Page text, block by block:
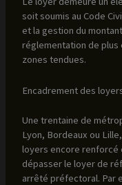
soit soumis au Code
et la gestion du
réglementation de plus
zones tendues.
Encadrement des
Une trentaine de
Lyon, Bordeaux ou
loyers encore renforcé
dépasser le loyer de
arrêté préfectoral. Par